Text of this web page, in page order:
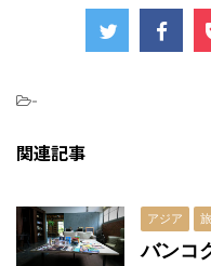
o
k
itt
er
e
n
e
-
関連記事
アジア
バンコ